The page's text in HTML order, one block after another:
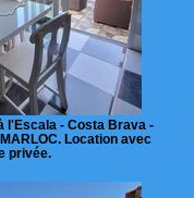
l'Escala - Costa Brava -
Location avec
privée.